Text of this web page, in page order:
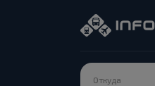
Откуда